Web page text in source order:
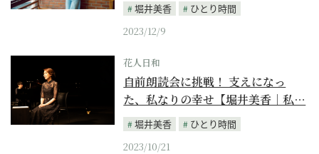
堀井美香
ひとり時間
2023/12/9
花人日和
自前朗読会に挑戦！ 支えになっ
た、私なりの幸せ【堀井美香｜私…
堀井美香
ひとり時間
2023/10/21